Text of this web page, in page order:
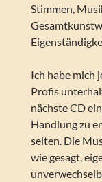
Stimmen,
Ich habe mich
Profis
nächste CD
Handlung zu
selten. Die
wie gesagt,